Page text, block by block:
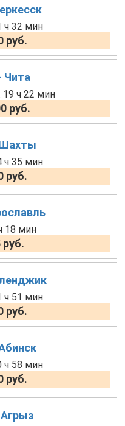
ч 32 мин
руб.
Чита
19 ч 22 мин
руб.
ч 35 мин
руб.
18 мин
руб.
ч 51 мин
руб.
ч 58 мин
руб.